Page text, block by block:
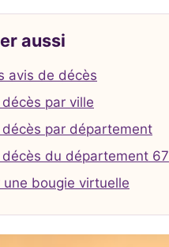
aussi
avis de décès
par ville
par département
du département 67
une bougie virtuelle